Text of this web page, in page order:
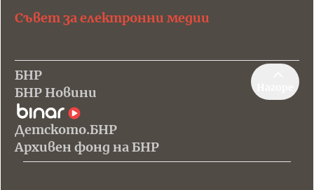
Съвет за електронни медии
БНР
БНР Новини
Детското.БНР
Архивен фонд на БНР